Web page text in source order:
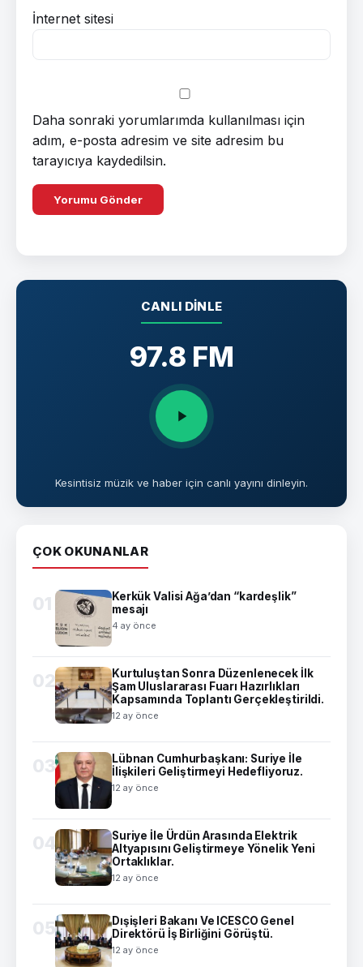
İnternet sitesi
Daha sonraki yorumlarımda kullanılması için
adım, e-posta adresim ve site adresim bu
tarayıcıya kaydedilsin.
CANLI DINLE
97.8 FM
Kesintisiz müzik ve haber için canlı yayını dinleyin.
ÇOK OKUNANLAR
01
Kerkük Valisi Ağa’dan “kardeşlik”
mesajı
4 ay önce
02
Kurtuluştan Sonra Düzenlenecek İlk
Şam Uluslararası Fuarı Hazırlıkları
Kapsamında Toplantı Gerçekleştirildi.
12 ay önce
03
Lübnan Cumhurbaşkanı: Suriye İle
İlişkileri Geliştirmeyi Hedefliyoruz.
12 ay önce
04
Suriye İle Ürdün Arasında Elektrik
Altyapısını Geliştirmeye Yönelik Yeni
Ortaklıklar.
12 ay önce
05
Dışişleri Bakanı Ve ICESCO Genel
Direktörü İş Birliğini Görüştü.
12 ay önce